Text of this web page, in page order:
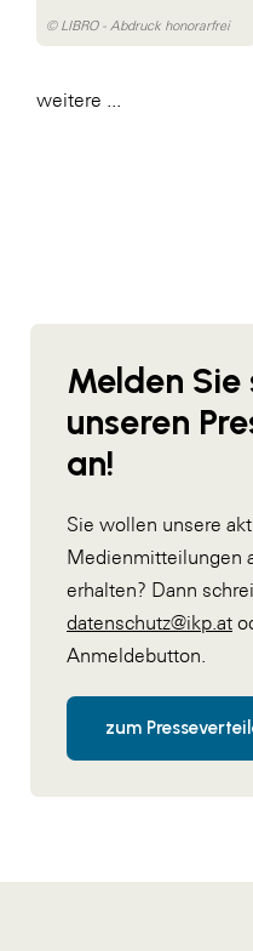
© LIBRO - Abdruck honorarfrei
weitere ...
Melden Sie
unseren
an!
Sie wollen unsere
Medienmitteilungen
erhalten? Dann
datenschutz@ikp.at
Anmeldebutton.
zum